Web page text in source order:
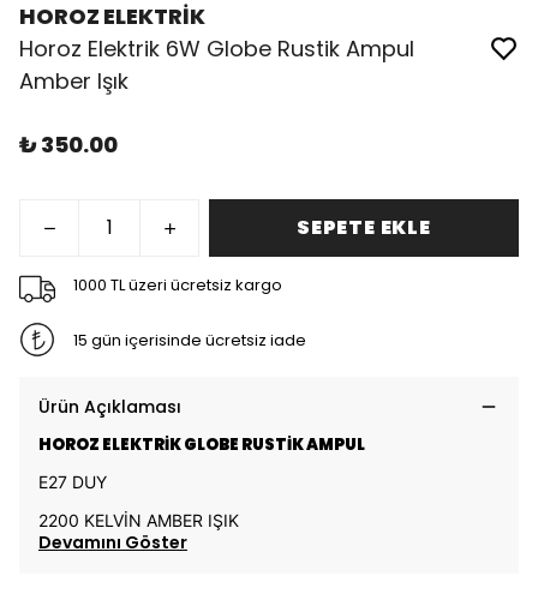
HOROZ ELEKTRİK
Horoz Elektrik 6W Globe Rustik Ampul
Amber Işık
₺ 350.00
SEPETE EKLE
1000 TL üzeri ücretsiz kargo
15 gün içerisinde ücretsiz iade
Ürün Açıklaması
HOROZ ELEKTRİK GLOBE RUSTİK AMPUL
E27 DUY
2200 KELVİN AMBER IŞIK
Devamını Göster